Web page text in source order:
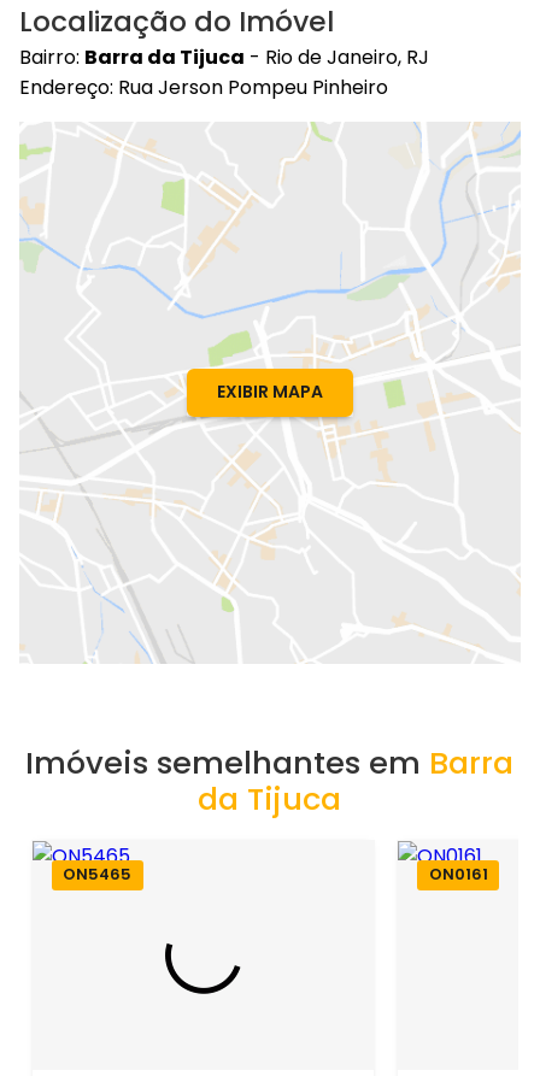
Localização do Imóvel
Bairro: Barra da Tijuca - Rio de Janeiro, RJ
Endereço: Rua Jerson Pompeu Pinheiro
EXIBIR MAPA
Imóveis semelhantes em Barra
da Tijuca
ON5465 ON0161